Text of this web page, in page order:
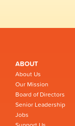
ABOUT
About Us
Our Mission
Board of Directors
Senior Leadership
Jobs